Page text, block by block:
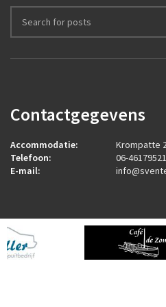
Contactgegevens
Accommodatie:
Krompatte
Telefoon:
06-46179521
E-mail: